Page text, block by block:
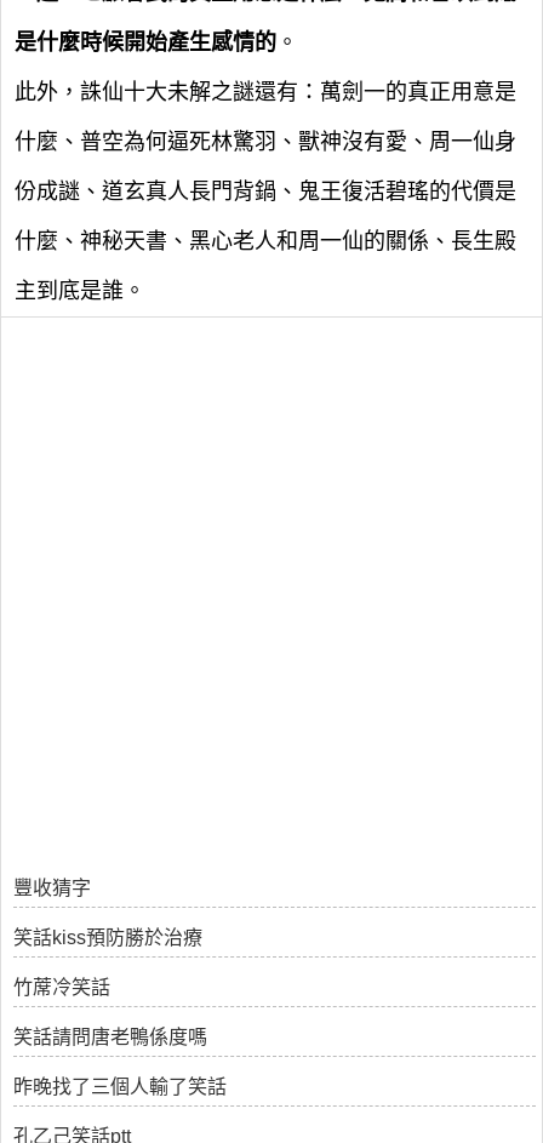
是什麼時候開始產生感情的 。
此外，誅仙十大未解之謎還有：萬劍一的真正用意是
什麼、普空為何逼死林驚羽、獸神沒有愛、周一仙身
份成謎、道玄真人長門背鍋、鬼王復活碧瑤的代價是
什麼、神秘天書、黑心老人和周一仙的關係、長生殿
主到底是誰。
豐收猜字
笑話kiss預防勝於治療
竹蓆冷笑話
笑話請問唐老鴨係度嗎
昨晚找了三個人輸了笑話
孔乙己笑話ptt